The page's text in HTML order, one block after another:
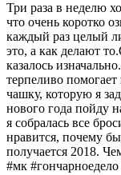
Три раза в неделю
что очень коротко
каждый раз целый
это, а как делают
казалось
терпеливо
чашку, которую я
нового года пойду
я собралась все
нравится, почему
получается 2018.
#мк